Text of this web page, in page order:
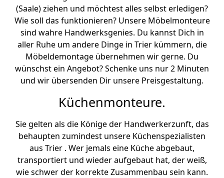
(Saale) ziehen und möchtest alles selbst erledigen?
Wie soll das funktionieren? Unsere Möbelmonteure
sind wahre Handwerksgenies. Du kannst Dich in
aller Ruhe um andere Dinge in Trier kümmern, die
Möbeldemontage übernehmen wir gerne. Du
wünschst ein Angebot? Schenke uns nur 2 Minuten
und wir übersenden Dir unsere Preisgestaltung.
Küchenmonteure.
Sie gelten als die Könige der Handwerkerzunft, das
behaupten zumindest unsere Küchenspezialisten
aus Trier . Wer jemals eine Küche abgebaut,
transportiert und wieder aufgebaut hat, der weiß,
wie schwer der korrekte Zusammenbau sein kann.